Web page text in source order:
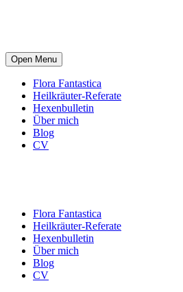
Open Menu
Flora Fantastica
Heilkräuter-Referate
Hexenbulletin
Über mich
Blog
CV
Flora Fantastica
Heilkräuter-Referate
Hexenbulletin
Über mich
Blog
CV